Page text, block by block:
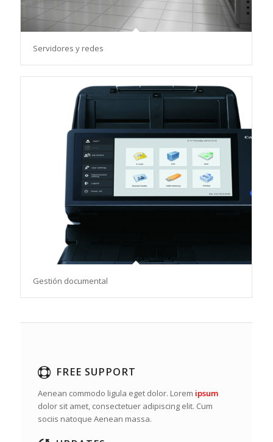
Servidores y redes
Gestión documental
FREE SUPPORT
Aenean commodo ligula eget dolor. Lorem ipsum
dolor sit amet, consectetuer adipiscing elit. Cum
sociis natoque Aenean massa.